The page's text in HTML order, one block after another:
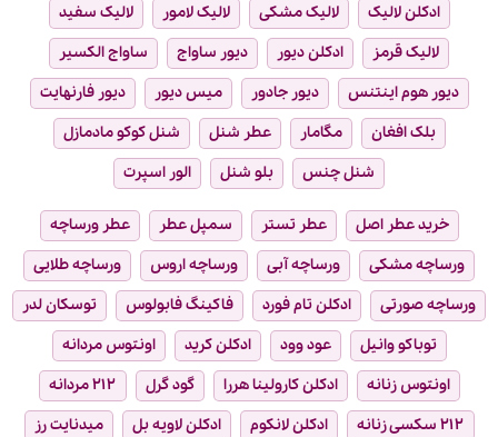
ادکلن لالیک
لالیک مشکی لالیک لامور
لالیک سفید
لالیک قرمز
ادکلن دیور دیور ساواج
ساواج الکسیر
دیور هوم اینتنس
دیور جادور میس دیور
دیور فارنهایت
بلک افغان
مگامار عطر شنل
شنل کوکو مادمازل
شنل چنس
بلو شنل الور اسپرت
خرید عطر اصل عطر تستر سمپل عطر
عطر ورساچه
ورساچه مشکی
ورساچه آبی ورساچه اروس
ورساچه طلایی
ورساچه صورتی
ادکلن تام فورد فاکینگ فابولوس
توسکان لدر
توباکو وانیل
عود وود ادکلن کرید
اونتوس مردانه
اونتوس زنانه
ادکلن کارولینا هررا گود گرل
۲۱۲ مردانه
۲۱۲ سکسی زنانه
ادکلن لانکوم ادکلن لاویه بل
میدنایت رز